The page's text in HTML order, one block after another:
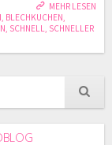
MEHR LESEN
, BLECHKUCHEN,
, SCHNELL, SCHNELLER